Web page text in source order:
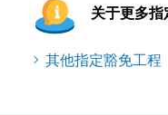
关于更多
其他指定豁免工程